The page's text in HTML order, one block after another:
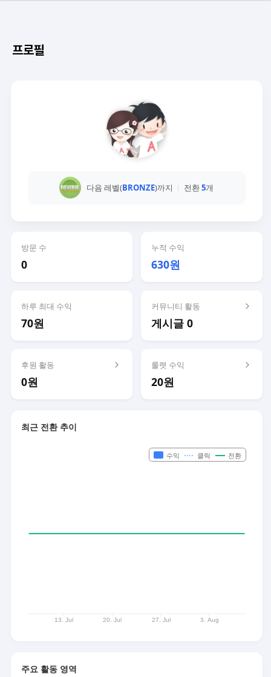
프로필
다음 레벨(BRONZE)까지 전환5개
방문 수
0
누적 수익
630원
하루 최대 수익
70원
커뮤니티 활동
게시글 0
후원 활동
0원
룰렛 수익
20원
최근 전환 추이
주요 활동 영역